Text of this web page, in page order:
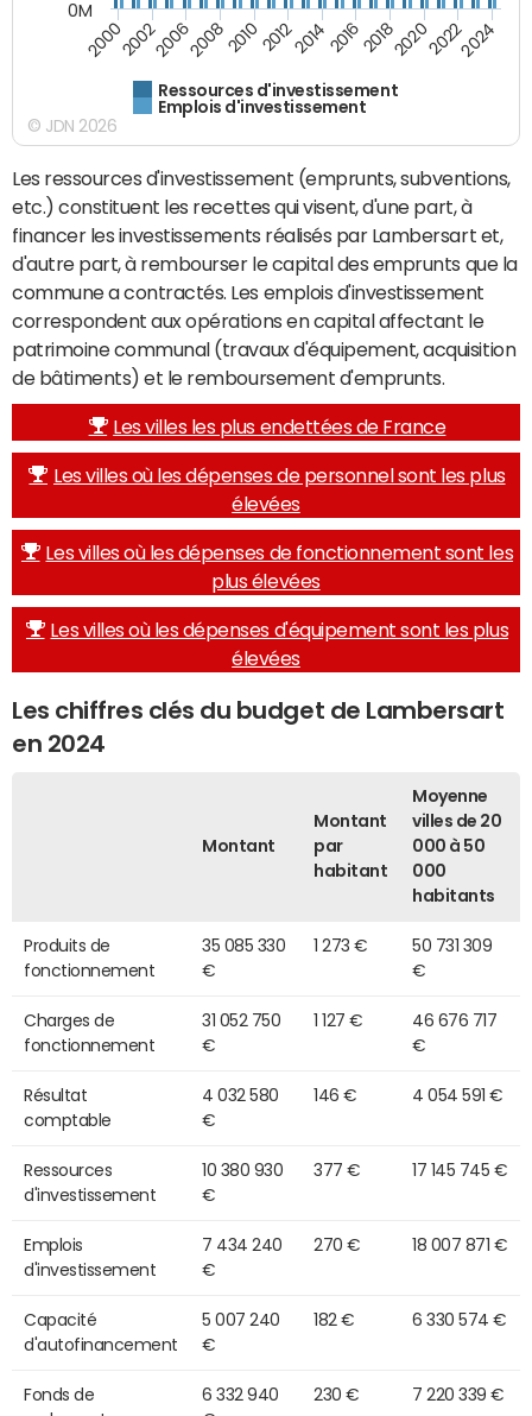
Ressources d'investissement
Emplois d'investissement
200020022006200820102012201420162018202020222024
0M
© JDN 2026
Les ressources d'investissement (emprunts, subventions,
etc.) constituent les recettes qui visent, d'une part, à
financer les investissements réalisés par Lambersart et,
d'autre part, à rembourser le capital des emprunts que la
commune a contractés. Les emplois d'investissement
correspondent aux opérations en capital affectant le
patrimoine communal (travaux d'équipement, acquisition
de bâtiments) et le remboursement d'emprunts.
Les villes les plus endettées de France
Les villes où les dépenses de personnel sont les plus
élevées
Les villes où les dépenses de fonctionnement sont les
plus élevées
Les villes où les dépenses d'équipement sont les plus
élevées
Les chiffres clés du budget de Lambersart
en 2024
Montant
Montant
par
habitant
Moyenne
villes de 20
000 à 50
000
habitants
Produits de
fonctionnement
35 085 330
€
1 273 €
50 731 309
€
Charges de
fonctionnement
31 052 750
€
1 127 €
46 676 717
€
Résultat
comptable
4 032 580
€
146 € 4 054 591 €
Ressources
d'investissement
10 380 930
€
377 € 17 145 745 €
Emplois
d'investissement
7 434 240
€
270 € 18 007 871 €
Capacité
d'autofinancement
5 007 240
€
182 € 6 330 574 €
Fonds de
6 332 940
230 € 7 220 339 €